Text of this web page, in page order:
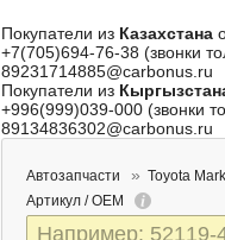
Покупатели из Казахстана
+7(705)694-76-38 (звонки
89231714885@carbonus.ru
Покупатели из
+996(999)039-000 (звонки
89134836302@carbonus.ru
Автозапчасти
Toyota
Артикул / OEM